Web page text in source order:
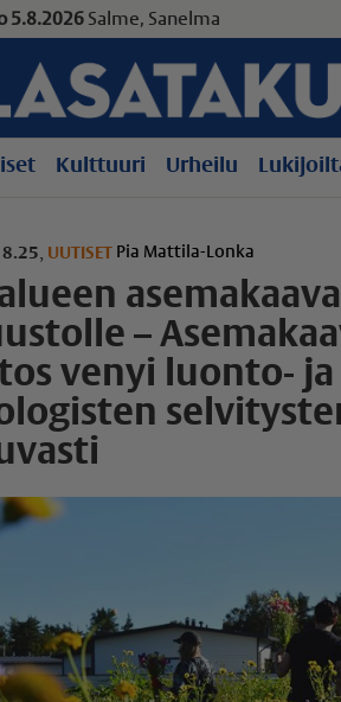
5.8.2026 Salme, Sanelma
Kulttuuri Urheilu
, UUTISET Pia Mattila-Lonka
–
venyi luonto- ja